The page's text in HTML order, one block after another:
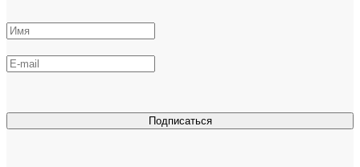
Подписаться